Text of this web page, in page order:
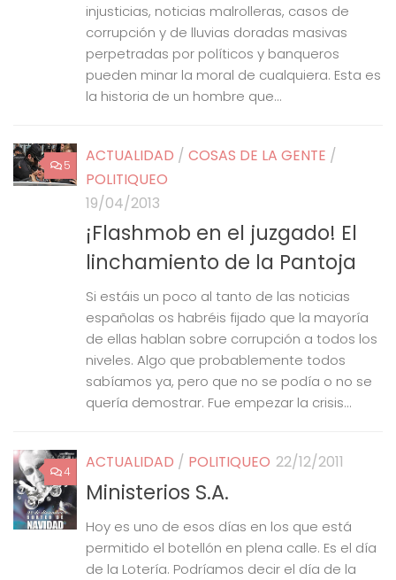
injusticias, noticias malrolleras, casos de
corrupción y de lluvias doradas masivas
perpetradas por políticos y banqueros
pueden minar la moral de cualquiera. Esta es
la historia de un hombre que...
5 ACTUALIDAD / COSAS DE LA GENTE /
POLITIQUEO
19/04/2013
¡Flashmob en el juzgado! El
linchamiento de la Pantoja
Si estáis un poco al tanto de las noticias
españolas os habréis fijado que la mayoría
de ellas hablan sobre corrupción a todos los
niveles. Algo que probablemente todos
sabíamos ya, pero que no se podía o no se
quería demostrar. Fue empezar la crisis...
4 ACTUALIDAD / POLITIQUEO 22/12/2011
Ministerios S.A.
Hoy es uno de esos días en los que está
permitido el botellón en plena calle. Es el día
de la Lotería. Podríamos decir el día de la